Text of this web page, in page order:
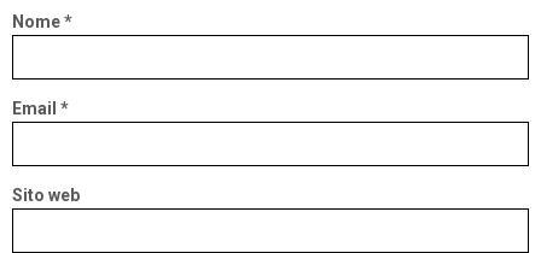
Nome*
Email *
Sito web